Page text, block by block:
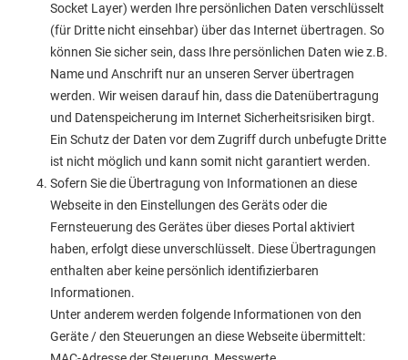
Socket Layer) werden Ihre persönlichen Daten verschlüsselt
(für Dritte nicht einsehbar) über das Internet übertragen. So
können Sie sicher sein, dass Ihre persönlichen Daten wie z.B.
Name und Anschrift nur an unseren Server übertragen
werden. Wir weisen darauf hin, dass die Datenübertragung
und Datenspeicherung im Internet Sicherheitsrisiken birgt.
Ein Schutz der Daten vor dem Zugriff durch unbefugte Dritte
ist nicht möglich und kann somit nicht garantiert werden.
Sofern Sie die Übertragung von Informationen an diese
Webseite in den Einstellungen des Geräts oder die
Fernsteuerung des Gerätes über dieses Portal aktiviert
haben, erfolgt diese unverschlüsselt. Diese Übertragungen
enthalten aber keine persönlich identifizierbaren
Informationen.
Unter anderem werden folgende Informationen von den
Geräte / den Steuerungen an diese Webseite übermittelt: